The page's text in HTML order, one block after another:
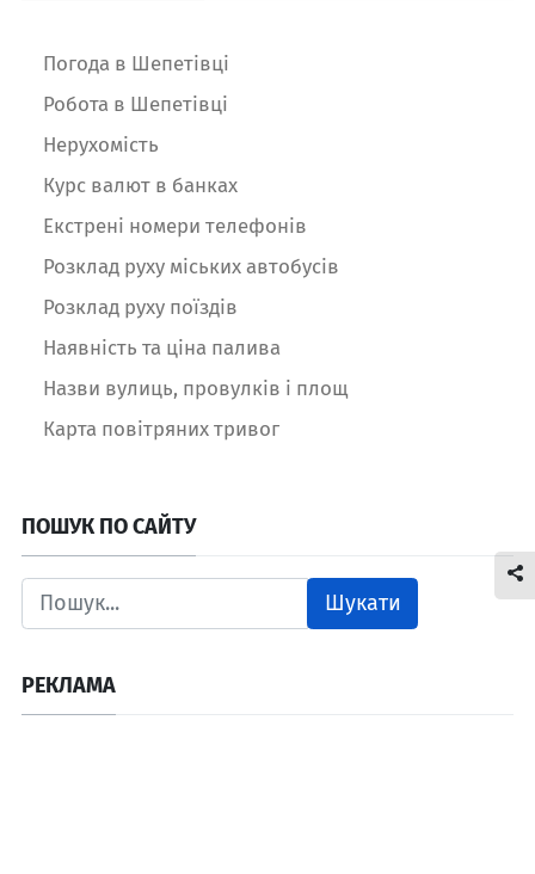
Погода в Шепетівці
Робота в Шепетівці
Нерухомість
Курс валют в банках
Екстрені номери телефонів
Розклад руху міських автобусів
Розклад руху поїздів
Наявність та ціна палива
Назви вулиць, провулків і площ
Карта повітряних тривог
ПОШУК ПО САЙТУ
Шукати
РЕКЛАМА